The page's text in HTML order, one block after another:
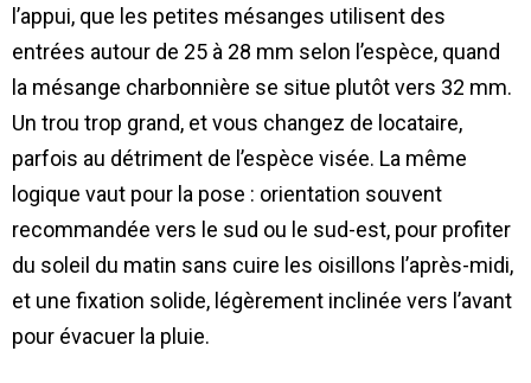
l’appui, que les petites mésanges utilisent des
entrées autour de 25 à 28 mm selon l’espèce, quand
la mésange charbonnière se situe plutôt vers 32 mm.
Un trou trop grand, et vous changez de locataire,
parfois au détriment de l’espèce visée. La même
logique vaut pour la pose : orientation souvent
recommandée vers le sud ou le sud-est, pour profiter
du soleil du matin sans cuire les oisillons l’après-midi,
et une fixation solide, légèrement inclinée vers l’avant
pour évacuer la pluie.